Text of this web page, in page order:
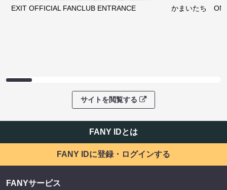
EXIT OFFICIAL FANCLUB ENTRANCE かまいたち
サイトを閲覧する
FANY IDとは
FANY IDに登録・ログインする
FANYサービス